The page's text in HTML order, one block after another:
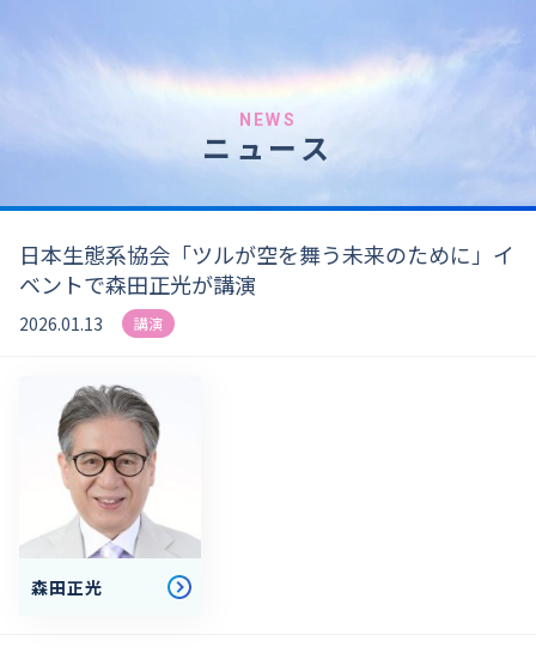
NEWS
ニュース
日本生態系協会「ツルが空を舞う未来のために」イ
ベントで森田正光が講演
2026.01.13 講演
森田正光